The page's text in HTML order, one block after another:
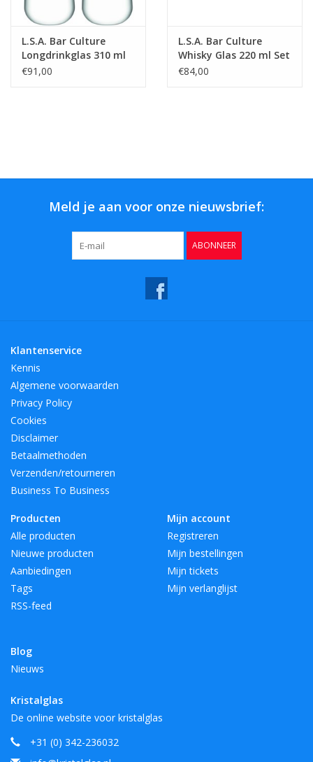
L.S.A. Bar Culture
Longdrinkglas 310 ml
Set van 2 Stuks
€91,00
L.S.A. Bar Culture
Whisky Glas 220 ml Set
van 2 Stuks
€84,00
Meld je aan voor onze nieuwsbrief:
ABONNEER
Klantenservice
Kennis
Algemene voorwaarden
Privacy Policy
Cookies
Disclaimer
Betaalmethoden
Verzenden/retourneren
Business To Business
Producten
Alle producten
Nieuwe producten
Aanbiedingen
Tags
RSS-feed
Blog
Nieuws
Mijn account
Registreren
Mijn bestellingen
Mijn tickets
Mijn verlanglijst
Kristalglas
De online website voor kristalglas
+31 (0) 342-236032